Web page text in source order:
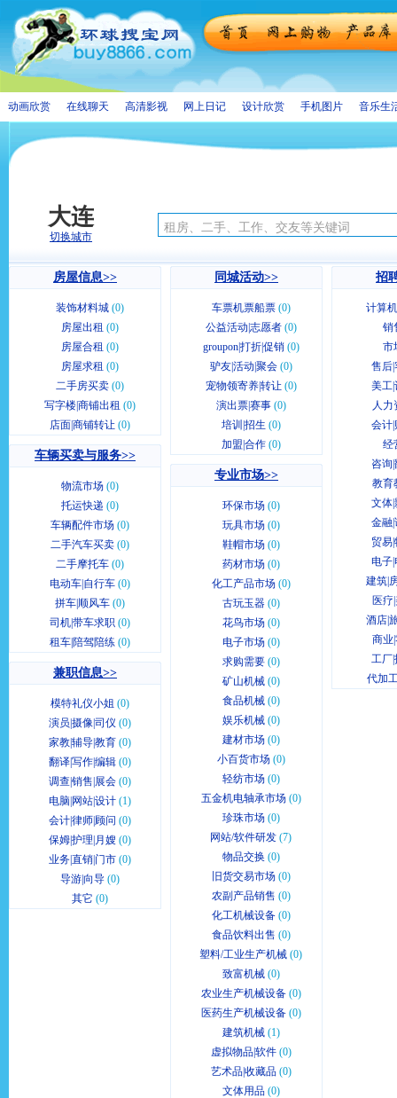
动画欣赏 在线聊天 高清影视 网上日记 设计欣赏 手机图片 音乐生
大连
切换城市
房屋信息>>
装饰材料城 (0)
房屋出租 (0)
房屋合租 (0)
房屋求租 (0)
二手房买卖 (0)
写字楼|商铺出租 (0)
店面|商铺转让 (0)
车辆买卖与服务>>
物流市场 (0)
托运快递 (0)
车辆配件市场 (0)
二手汽车买卖 (0)
二手摩托车 (0)
电动车|自行车 (0)
拼车|顺风车 (0)
司机|带车求职 (0)
租车|陪驾陪练 (0)
兼职信息>>
模特礼仪小姐 (0)
演员|摄像|司仪 (0)
家教|辅导|教育 (0)
翻译|写作|编辑 (0)
调查|销售|展会 (0)
电脑|网站|设计 (1)
会计|律师|顾问 (0)
保姆|护理|月嫂 (0)
业务|直销|门市 (0)
导游|向导 (0)
其它 (0)
同城活动>>
车票机票船票 (0)
公益活动|志愿者 (0)
groupon|打折|促销 (0)
驴友|活动|聚会 (0)
宠物领寄养|转让 (0)
演出票|赛事 (0)
培训|招生 (0)
加盟|合作 (0)
专业市场>>
环保市场 (0)
玩具市场 (0)
鞋帽市场 (0)
药材市场 (0)
化工产品市场 (0)
古玩玉器 (0)
花鸟市场 (0)
电子市场 (0)
求购需要 (0)
矿山机械 (0)
食品机械 (0)
娱乐机械 (0)
建材市场 (0)
小百货市场 (0)
轻纺市场 (0)
五金机电轴承市场 (0)
珍珠市场 (0)
网站/软件研发 (7)
物品交换 (0)
旧货交易市场 (0)
农副产品销售 (0)
化工机械设备 (0)
食品饮料出售 (0)
塑料/工业生产机械 (0)
致富机械 (0)
农业生产机械设备 (0)
医药生产机械设备 (0)
建筑机械 (1)
虚拟物品|软件 (0)
艺术品|收藏品 (0)
文体用品 (0)
招
计算
销
市
售后|
美工|
人力
会计|
经
咨询
教育
文体|
金融|
贸易
电子|
建筑|
医疗
酒店|
商业
工厂|
代加